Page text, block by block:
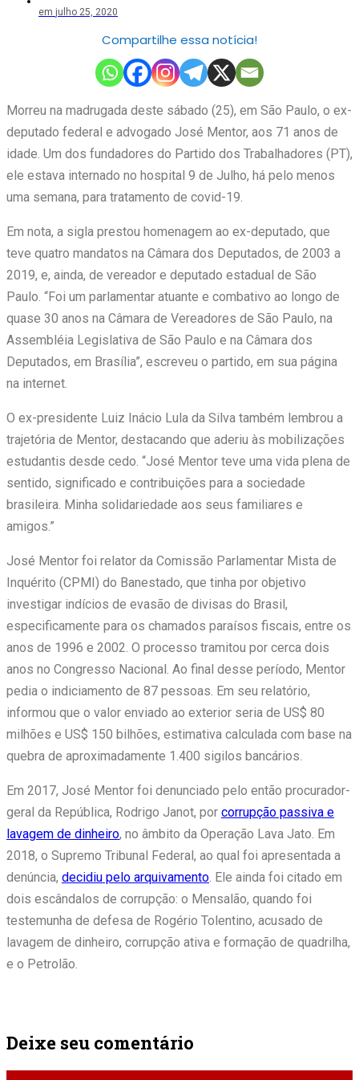
em julho 25, 2020
Compartilhe essa notícia!
Morreu na madrugada deste sábado (25), em São Paulo, o ex-
deputado federal e advogado José Mentor, aos 71 anos de
idade. Um dos fundadores do Partido dos Trabalhadores (PT),
ele estava internado no hospital 9 de Julho, há pelo menos
uma semana, para tratamento de covid-19.
Em nota, a sigla prestou homenagem ao ex-deputado, que
teve quatro mandatos na Câmara dos Deputados, de 2003 a
2019, e, ainda, de vereador e deputado estadual de São
Paulo. “Foi um parlamentar atuante e combativo ao longo de
quase 30 anos na Câmara de Vereadores de São Paulo, na
Assembléia Legislativa de São Paulo e na Câmara dos
Deputados, em Brasília”, escreveu o partido, em sua página
na internet.
O ex-presidente Luiz Inácio Lula da Silva também lembrou a
trajetória de Mentor, destacando que aderiu às mobilizações
estudantis desde cedo. “José Mentor teve uma vida plena de
sentido, significado e contribuições para a sociedade
brasileira. Minha solidariedade aos seus familiares e
amigos.”
José Mentor foi relator da Comissão Parlamentar Mista de
Inquérito (CPMI) do Banestado, que tinha por objetivo
investigar indícios de evasão de divisas do Brasil,
especificamente para os chamados paraísos fiscais, entre os
anos de 1996 e 2002. O processo tramitou por cerca dois
anos no Congresso Nacional. Ao final desse período, Mentor
pedia o indiciamento de 87 pessoas. Em seu relatório,
informou que o valor enviado ao exterior seria de US$ 80
milhões e US$ 150 bilhões, estimativa calculada com base na
quebra de aproximadamente 1.400 sigilos bancários.
Em 2017, José Mentor foi denunciado pelo então procurador-
geral da República, Rodrigo Janot, por corrupção passiva e
lavagem de dinheiro, no âmbito da Operação Lava Jato. Em
2018, o Supremo Tribunal Federal, ao qual foi apresentada a
denúncia, decidiu pelo arquivamento. Ele ainda foi citado em
dois escândalos de corrupção: o Mensalão, quando foi
testemunha de defesa de Rogério Tolentino, acusado de
lavagem de dinheiro, corrupção ativa e formação de quadrilha,
e o Petrolão.
Deixe seu comentário